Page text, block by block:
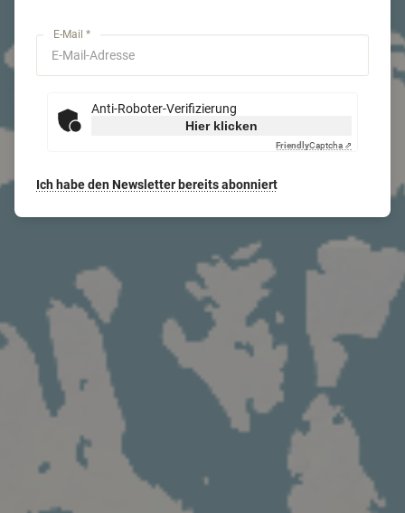
E-Mail *
Anti-Roboter-Verifizierung
Hier klicken
FriendlyCaptcha ⇗
Ich habe den Newsletter bereits abonniert